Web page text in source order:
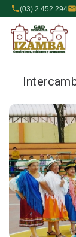
(03) 2 452 294